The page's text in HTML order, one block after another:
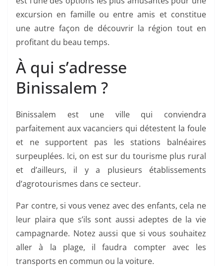
excursion en famille ou entre amis et constitue
une autre façon de découvrir la région tout en
profitant du beau temps.
À qui s’adresse
Binissalem ?
Binissalem est une ville qui conviendra
parfaitement aux vacanciers qui détestent la foule
et ne supportent pas les stations balnéaires
surpeuplées. Ici, on est sur du tourisme plus rural
et d’ailleurs, il y a plusieurs établissements
d’agrotourismes dans ce secteur.
Par contre, si vous venez avec des enfants, cela ne
leur plaira que s’ils sont aussi adeptes de la vie
campagnarde. Notez aussi que si vous souhaitez
aller à la plage, il faudra compter avec les
transports en commun ou la voiture.